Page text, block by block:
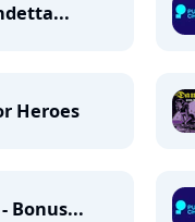
Heroes
Bonus...